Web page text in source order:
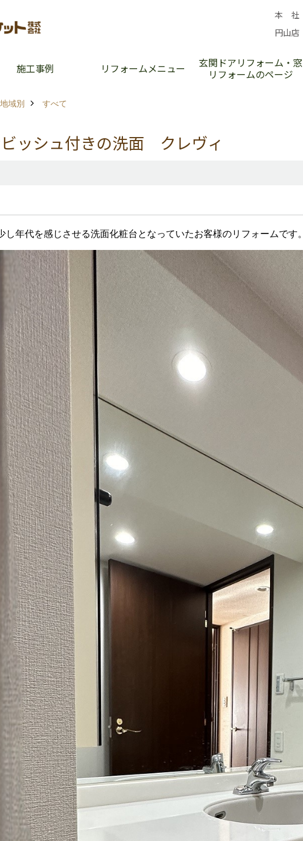
本 社
円山店
施工事例 リフォームメニュー
玄関ドアリフォーム・窓
リフォームのページ
地域別 すべて
ッシュ付きの洗面 クレヴィ
年代を感じさせる洗面化粧台となっていたお客様のリフォームです。